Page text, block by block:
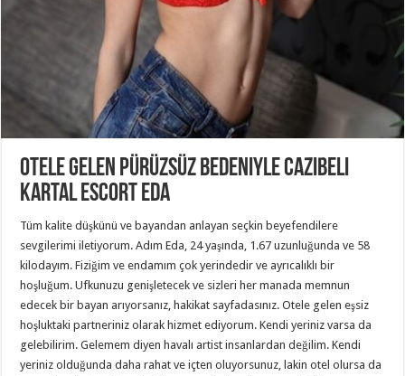
Otele Gelen Pürüzsüz Bedeniyle Cazibeli
Kartal Escort Eda
Tüm kalite düşkünü ve bayandan anlayan seçkin beyefendilere
sevgilerimi iletiyorum. Adım Eda, 24 yaşında, 1.67 uzunluğunda ve 58
kilodayım. Fiziğim ve endamım çok yerindedir ve ayrıcalıklı bir
hoşluğum. Ufkunuzu genişletecek ve sizleri her manada memnun
edecek bir bayan arıyorsanız, hakikat sayfadasınız. Otele gelen eşsiz
hoşluktaki partneriniz olarak hizmet ediyorum. Kendi yeriniz varsa da
gelebilirim. Gelemem diyen havalı artist insanlardan değilim. Kendi
yeriniz olduğunda daha rahat ve içten oluyorsunuz, lakin otel olursa da